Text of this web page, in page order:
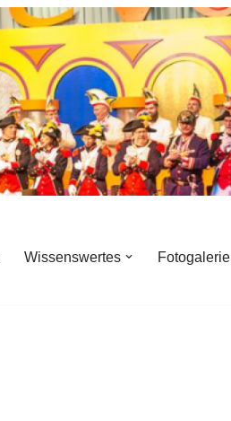
Wissenswertes Fotogalerie